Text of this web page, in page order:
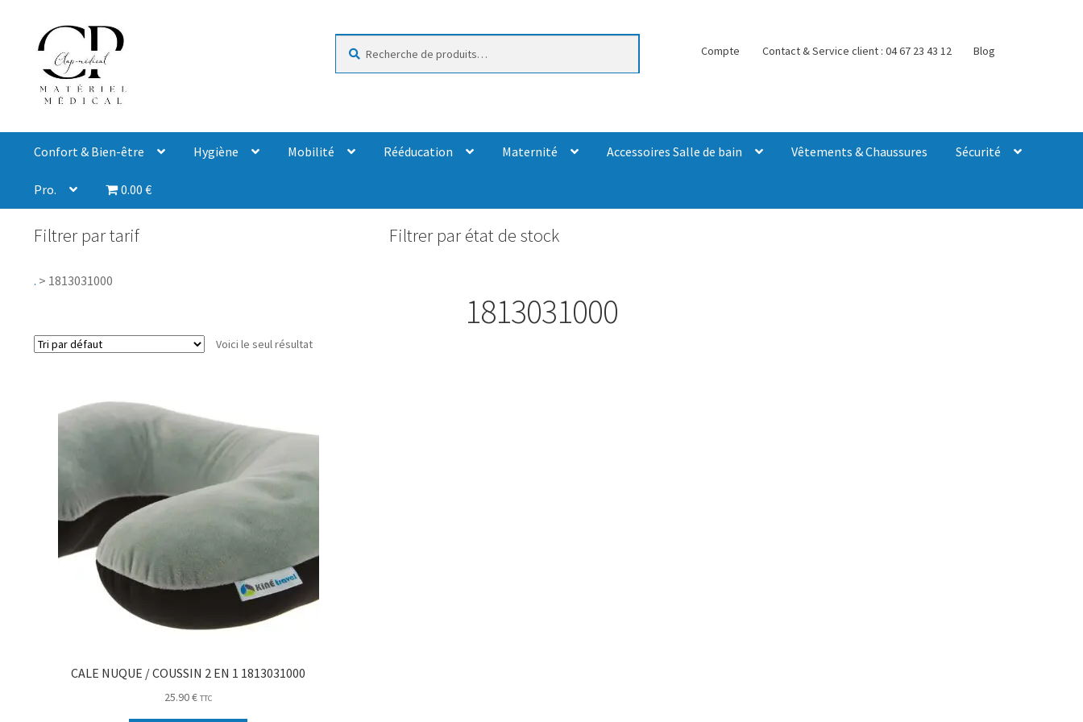
Compte Contact & Service client : 04 67 23 43 12 Blog
Confort & Bien-être Hygiène Mobilité Rééducation Maternité Accessoires Salle de bain Vêtements & Chaussures Sécurité
Pro. 0.00 €
Filtrer par tarif Filtrer par état de stock
. > 1813031000
1813031000
Voici le seul résultat
CALE NUQUE / COUSSIN 2 EN 1 1813031000
25.90€ TTC